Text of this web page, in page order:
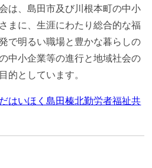
は、島田市及び川根本町の中小
まに、生涯にわたり総合的な福
で明るい職場と豊かな暮らしの
中小企業等の進行と地域社会の
的としています。
はいほく島田榛北勤労者福祉共